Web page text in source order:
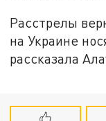
Расстрелы
на Украине
рассказала